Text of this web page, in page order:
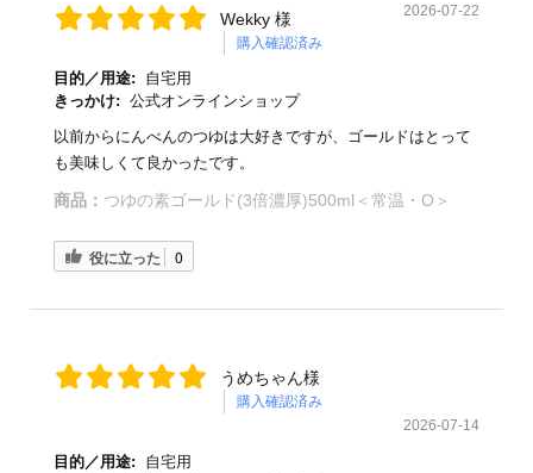
Wekky 様
購入確認済み
2026-07-22
目的／用途:
自宅用
きっかけ: 公式オンラインショップ
以前からにんべんのつゆは大好きですが、ゴールドはとって
も美味しくて良かったです。
商品： つゆの素ゴールド(3倍濃厚)500ml＜常温・O＞
役に立った 0
うめちゃん様
購入確認済み
2026-07-14
目的／用途:
自宅用